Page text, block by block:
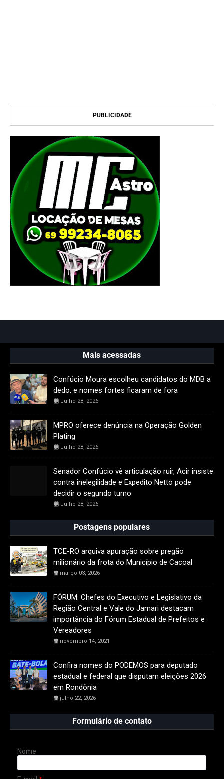
PUBLICIDADE
Mais acessadas
Confúcio Moura escolheu candidatos do MDB a
dedo, e nomes fortes ficaram de fora
Julho 28, 2026
MPRO oferece denúncia na Operação Golden
Plating
Julho 28, 2026
Senador Confúcio vê articulação ruir, Acir insiste
contra inelegilidade e Expedito Netto pode
decidir o segundo turno
Julho 28, 2026
Postagens populares
TCE-RO arquiva apuração sobre pregão
milionário da frota do Município de Cacoal
março 03, 2026
FÓRUM: Chefes do Executivo e Legislativo da
Região Central e Vale do Jamari destacam
importância do Fórum Estadual de Prefeitos e
Vereadores
novembro 14, 2021
Confira nomes do PODEMOS para deputado
estadual e federal que disputam eleições 2026
em Rondônia
julho 22, 2026
Formulário de contato
Nome